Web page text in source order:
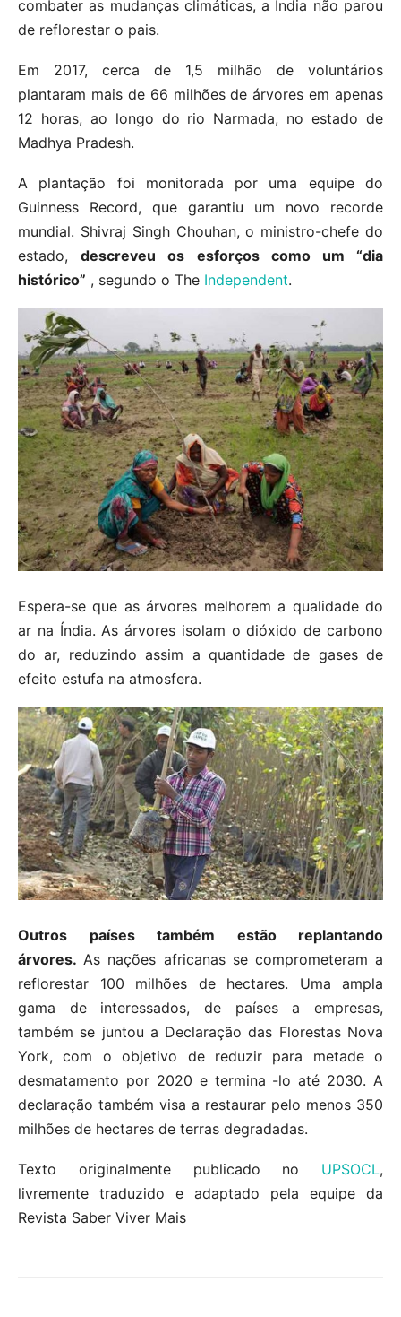
combater as mudanças climáticas, a Índia não parou
de reflorestar o pais.
Em 2017, cerca de 1,5 milhão de voluntários
plantaram mais de 66 milhões de árvores em apenas
12 horas, ao longo do rio Narmada, no estado de
Madhya Pradesh.
A plantação foi monitorada por uma equipe do
Guinness Record, que garantiu um novo recorde
mundial. Shivraj Singh Chouhan, o ministro-chefe do
estado,descreveu os esforços como um “dia
histórico” , segundo o The Independent.
Espera-se que as árvores melhorem a qualidade do
ar na Índia. As árvores isolam o dióxido de carbono
do ar, reduzindo assim a quantidade de gases de
efeito estufa na atmosfera.
Outros países também estão replantando
árvores.As nações africanas se comprometeram a
reflorestar 100 milhões de hectares. Uma ampla
gama de interessados, de países a empresas,
também se juntou a Declaração das Florestas Nova
York, com o objetivo de reduzir para metade o
desmatamento por 2020 e termina -lo até 2030. A
declaração também visa a restaurar pelo menos 350
milhões de hectares de terras degradadas.
Texto originalmente publicado no UPSOCL,
livremente traduzido e adaptado pela equipe da
Revista Saber Viver Mais